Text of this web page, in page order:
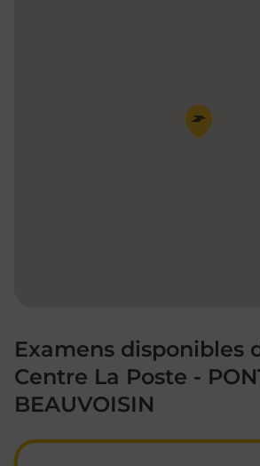
Pin de la carte
Examens disponibles
Centre La Poste -
BEAUVOISIN